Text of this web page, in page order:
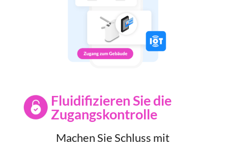
Fluidifizieren Sie die
Zugangskontrolle
Machen Sie Schluss mit